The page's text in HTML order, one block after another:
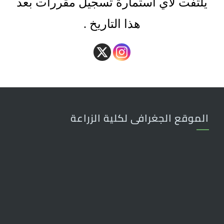
هذا التاريخ .
الموقع الجغرافى لكلية الزراعة